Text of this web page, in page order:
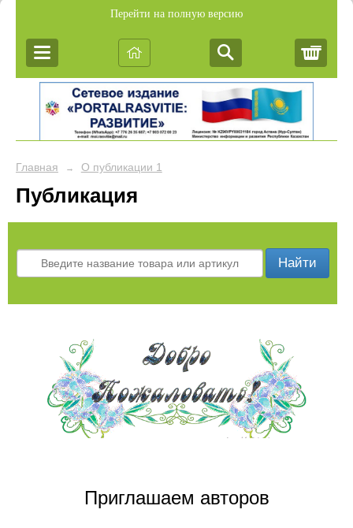
Перейти на полную версию
Главная → О публикации 1
Публикация
Найти
Приглашаем авторов